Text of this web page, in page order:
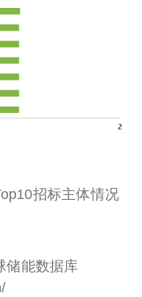
招标主体情况
储能数据库